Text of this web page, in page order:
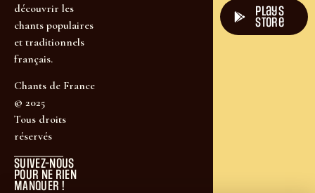
découvrir les
chants populaires
et traditionnels
français.
Chants de France
© 2025
Tous droits
réservés
SUIVEZ-NOUS
POUR NE RIEN
MANQUER !
plays
store